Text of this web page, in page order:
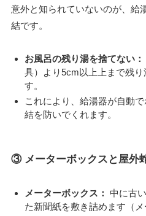
意外と知られていないのが、給
結です。
お風呂の残り湯を捨てない：
具）より5cm以上上まで残
す。
これにより、給湯器が自動
結を防いでくれます。
③ メーターボックスと屋外
メーターボックス： 中に古
た新聞紙を敷き詰めます（